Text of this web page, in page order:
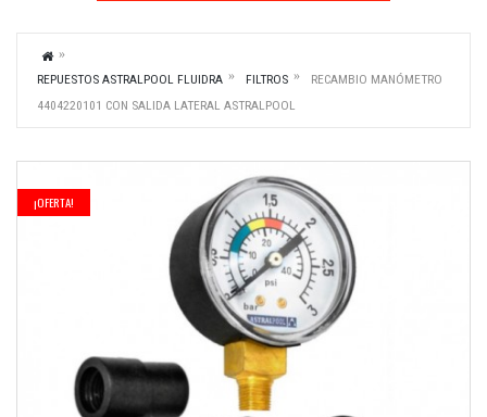
REPUESTOS ASTRALPOOL FLUIDRA FILTROS
RECAMBIO MANÓMETRO
4404220101 CON SALIDA LATERAL ASTRALPOOL
¡OFERTA!